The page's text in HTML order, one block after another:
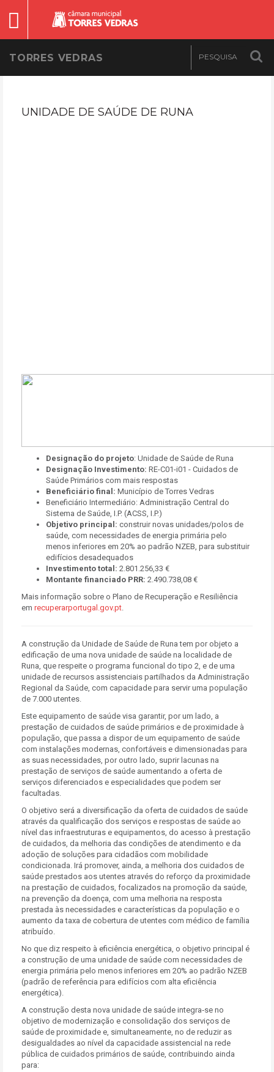
TORRES VEDRAS
UNIDADE DE SAÚDE DE RUNA
Designação do projeto: Unidade de Saúde de Runa
Designação Investimento: RE-C01-i01 - Cuidados de
Saúde Primários com mais respostas
Beneficiário final: Município de Torres Vedras
Beneficiário Intermediário: Administração Central do
Sistema de Saúde, I.P. (ACSS, I.P.)
Objetivo principal: construir novas unidades/polos de
saúde, com necessidades de energia primária pelo
menos inferiores em 20% ao padrão NZEB, para substituir
edifícios desadequados
Investimento total: 2.801.256,33 €
Montante financiado PRR: 2.490.738,08 €
Mais informação sobre o Plano de Recuperação e Resiliência
em recuperarportugal.gov.pt.
A construção da Unidade de Saúde de Runa tem por objeto a
edificação de uma nova unidade de saúde na localidade de
Runa, que respeite o programa funcional do tipo 2, e de uma
unidade de recursos assistenciais partilhados da Administração
Regional da Saúde, com capacidade para servir uma população
de 7.000 utentes.
Este equipamento de saúde visa garantir, por um lado, a
prestação de cuidados de saúde primários e de proximidade à
população, que passa a dispor de um equipamento de saúde
com instalações modernas, confortáveis e dimensionadas para
as suas necessidades, por outro lado, suprir lacunas na
prestação de serviços de saúde aumentando a oferta de
serviços diferenciados e especialidades que podem ser
facultadas.
O objetivo será a diversificação da oferta de cuidados de saúde
através da qualificação dos serviços e respostas de saúde ao
nível das infraestruturas e equipamentos, do acesso à prestação
de cuidados, da melhoria das condições de atendimento e da
adoção de soluções para cidadãos com mobilidade
condicionada. Irá promover, ainda, a melhoria dos cuidados de
saúde prestados aos utentes através do reforço da proximidade
na prestação de cuidados, focalizados na promoção da saúde,
na prevenção da doença, com uma melhoria na resposta
prestada às necessidades e características da população e o
aumento da taxa de cobertura de utentes com médico de família
atribuído.
No que diz respeito à eficiência energética, o objetivo principal é
a construção de uma unidade de saúde com necessidades de
energia primária pelo menos inferiores em 20% ao padrão NZEB
(padrão de referência para edifícios com alta eficiência
energética).
A construção desta nova unidade de saúde integra‐se no
objetivo de modernização e consolidação dos serviços de
saúde de proximidade e, simultaneamente, no de reduzir as
desigualdades ao nível da capacidade assistencial na rede
pública de cuidados primários de saúde, contribuindo ainda
para: